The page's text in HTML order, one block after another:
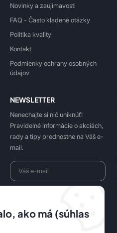
Novinky a zaujímavosti
FAQ - Často kladené otázky
Politika kvality
Kontakt
Podmienky ochrany osobných
údajov
NEWSLETTER
Nenechajte si nič uniknúť!
Pravidelné informácie o akciách,
rady a tipy prednostne na Váš e-
mail.
Prihlásiť sa k odberu
ako má (súhlas